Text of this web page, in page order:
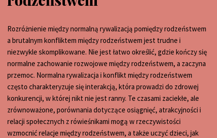
Rozróżnienie między normalną rywalizacją pomiędzy rodzeństwem
a brutalnym konfliktem między rodzeństwem jest trudne i
niezwykle skomplikowane. Nie jest łatwo określić, gdzie kończy się
normalne zachowanie rozwojowe między rodzeństwem, a zaczyna
przemoc. Normalna rywalizacja i konflikt między rodzeństwem
często charakteryzuje się interakcją, która prowadzi do zdrowej
konkurencji, w której nikt nie jest ranny. Te czasami zaciekłe, ale
zrównoważone, porównania dotyczące osiągnięć, atrakcyjności i
relacji społecznych z rówieśnikami mogą w rzeczywistości
wzmocnić relacje między rodzeństwem, a także uczyć dzieci, jak